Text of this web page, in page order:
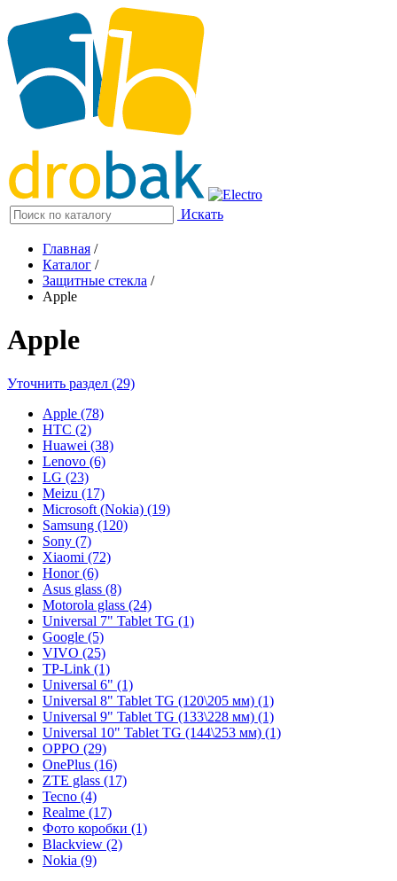
Искать
Главная /
Каталог /
Защитные стекла /
Apple
Apple
Уточнить раздел (29)
Apple (78)
HTC (2)
Huawei (38)
Lenovo (6)
LG (23)
Meizu (17)
Microsoft (Nokia) (19)
Samsung (120)
Sony (7)
Xiaomi (72)
Honor (6)
Asus glass (8)
Motorola glass (24)
Universal 7" Tablet TG (1)
Google (5)
VIVO (25)
TP-Link (1)
Universal 6" (1)
Universal 8" Tablet TG (120\205 мм) (1)
Universal 9" Tablet TG (133\228 мм) (1)
Universal 10" Tablet TG (144\253 мм) (1)
OPPO (29)
OnePlus (16)
ZTE glass (17)
Tecno (4)
Realme (17)
Фото коробки (1)
Blackview (2)
Nokia (9)